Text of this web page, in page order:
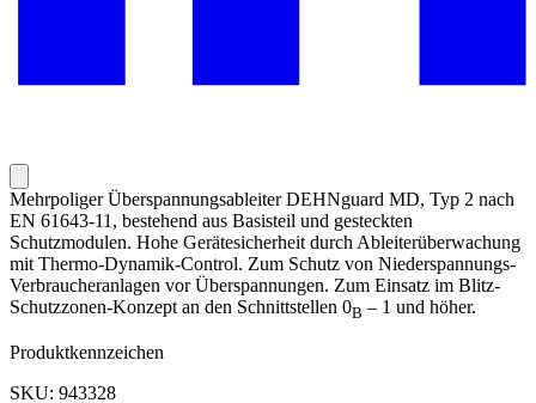
Mehrpoliger Überspannungsableiter DEHNguard MD, Typ 2 nach
EN 61643-11, bestehend aus Basisteil und gesteckten
Schutzmodulen. Hohe Gerätesicherheit durch Ableiterüberwachung
mit Thermo-Dynamik-Control. Zum Schutz von Niederspannungs-
Verbraucheranlagen vor Überspannungen. Zum Einsatz im Blitz-
Schutzzonen-Konzept an den Schnittstellen 0B – 1 und höher.
Produktkennzeichen
SKU: 943328